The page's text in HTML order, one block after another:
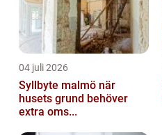
04 juli 2026
Syllbyte malmö när
husets grund behöver
extra oms...